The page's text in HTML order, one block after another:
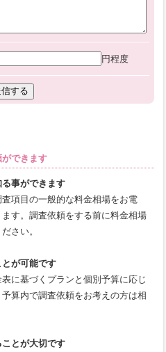
円程度
できます
事ができます
項目の一般的な料金相場をお電
す。調査依頼をする前に料金相場
さい。
が可能です
に基づくプランと個別予算に応じ
算内で調査依頼をお考えの方は相
とが大切です